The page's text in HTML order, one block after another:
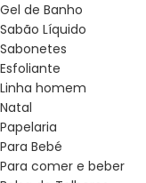
Gel de Banho
Sabão Líquido
Sabonetes
Esfoliante
Linha homem
Natal
Papelaria
Para Bebé
Para comer e beber